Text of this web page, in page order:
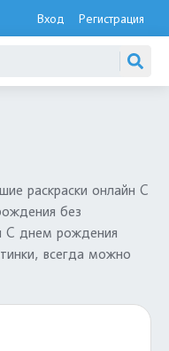
Вход Регистрация
раскраски онлайн С
без
С днем рождения
всегда можно